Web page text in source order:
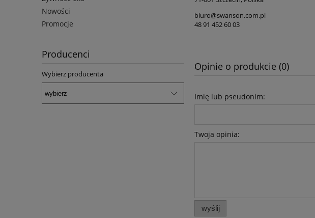
Nowości
Promocje
Producenci
Wybierz producenta
biuro@swanson.com.pl
48 91 452 60 03
Opinie o produkcie (0)
Imię lub pseudonim:
Twoja opinia:
wyślij